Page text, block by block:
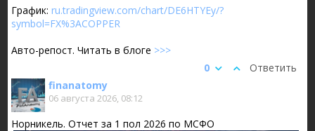
График:ru.tradingview.com/chart/DE6HTYEy/?
symbol=FX%3ACOPPER
Авто-репост. Читать в блоге >>>
Ответить
0
finanatomy
06 августа 2026, 08:12
Норникель. Отчет за 1 пол 2026 по МСФО